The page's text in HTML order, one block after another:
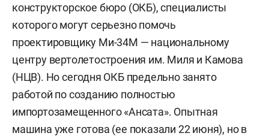
конструкторское бюро (ОКБ), специалисты
которого могут серьезно помочь
проектировщику Ми-34М — национальному
центру вертолетостроения им. Миля и Камова
(НЦВ). Но сегодня ОКБ предельно занято
работой по созданию полностью
импортозамещенного «Ансата». Опытная
машина уже готова (ее показали 22 июня), но в